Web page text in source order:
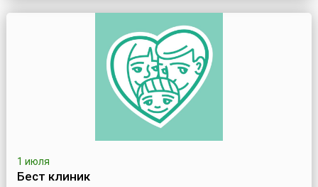
1 июля
Бест клиник